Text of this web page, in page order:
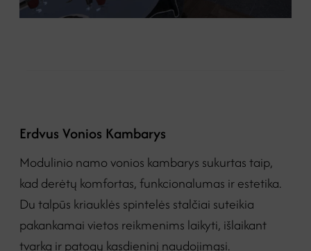
Erdvus Vonios Kambarys
Modulinio namo vonios kambarys sukurtas taip,
kad derėtų komfortas, funkcionalumas ir estetika.
Du talpūs kriauklės spintelės stalčiai suteikia
pakankamai vietos reikmenims laikyti, išlaikant
tvarką ir patogų kasdieninį naudojimąsi.